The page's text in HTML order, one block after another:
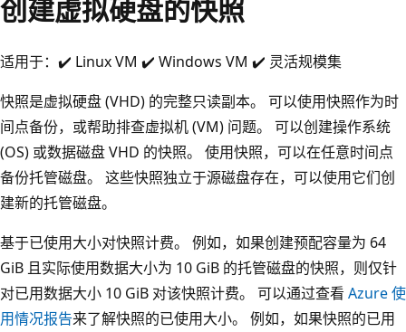
创建虚拟硬盘的快照
适用于：✔️ Linux VM ✔️ Windows VM ✔️ 灵活规模集
快照是虚拟硬盘 (VHD) 的完整只读副本。 可以使用快照作为时
间点备份，或帮助排查虚拟机 (VM) 问题。 可以创建操作系统
(OS) 或数据磁盘 VHD 的快照。 使用快照，可以在任意时间点
备份托管磁盘。 这些快照独立于源磁盘存在，可以使用它们创
建新的托管磁盘。
基于已使用大小对快照计费。 例如，如果创建预配容量为 64
GiB 且实际使用数据大小为 10 GiB 的托管磁盘的快照，则仅针
对已用数据大小 10 GiB 对该快照计费。 可以通过查看 Azure 使
用情况报告来了解快照的已使用大小。 例如，如果快照的已用